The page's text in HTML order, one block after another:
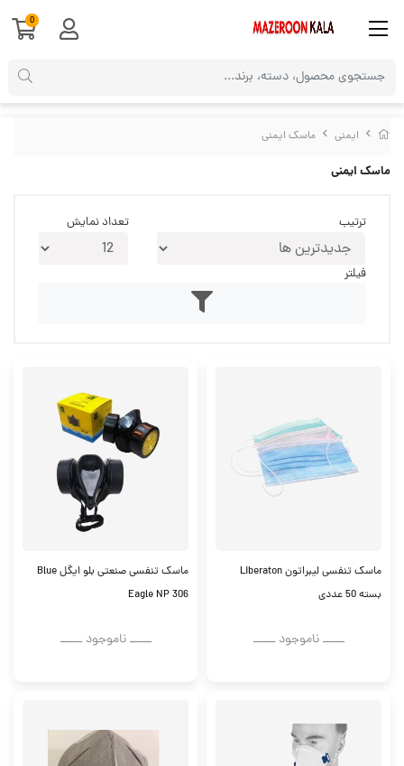
ایمنی ماسک ایمنی
ماسک ایمنی
ترتیب تعداد نمایش
فیلتر
ماسک تنفسی لیبراتون Liberaton
بسته 50 عددی
ــــــ ناموجود ــــــ
ماسک تنفسی صنعتی بلو ایگل Blue
Eagle NP 306
ــــــ ناموجود ــــــ
0